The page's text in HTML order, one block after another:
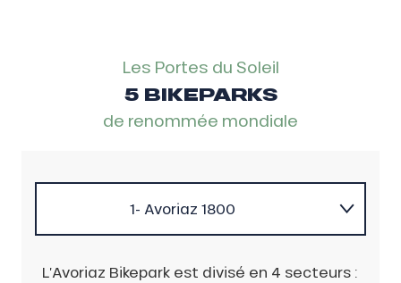
Trouver mon activité
Plus d'envies
Les Portes du Soleil
5 BIKEPARKS
de renommée mondiale
1- Avoriaz 1800
L’Avoriaz Bikepark est divisé en 4 secteurs :